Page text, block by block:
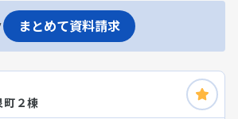
まとめて資料請求
町２棟